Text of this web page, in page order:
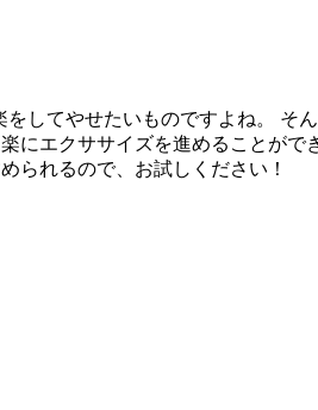
してやせたいものですよね。 そ
エクササイズを進めることがで
られるので、お試しください！